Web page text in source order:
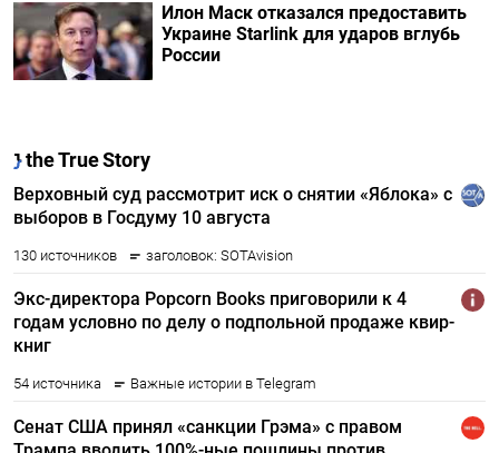
Илон Маск отказался предоставить
Украине Starlink для ударов вглубь
России